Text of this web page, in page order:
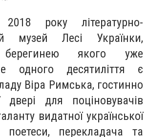
року літературно-
музей Лесі Українки,
берегинею якого уже
одного десятиліття є
Віра Римська, гостинно
двері для поціновувачів
видатної української
поетеси, перекладача та